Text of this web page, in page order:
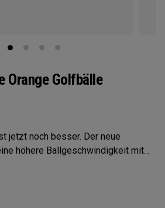
Orange Golfbälle
jetzt noch besser. Der neue
höhere Ballgeschwindigkeit mit
Gefühl, Kontrolle und Spin vom
verbessert, um den besten